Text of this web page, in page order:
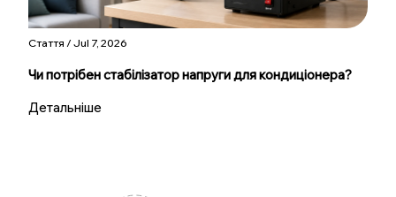
Стаття / Jul 7, 2026
Чи потрібен стабілізатор напруги для кондиціонера?
Детальніше